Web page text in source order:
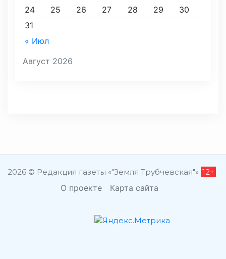
Август 2026
« Июл
24
25 26 27 28 29
30
31
2026 © Редакция газеты «"Земля Трубчевская"» 12+
О проекте Карта сайта